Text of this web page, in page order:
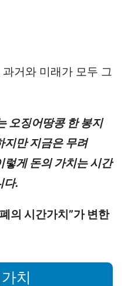
거와 미래가 모두 그
오징어땅콩 한 봉지
만 지금은 무려
게 돈의 가치는 시간
다.
의 시간가치”가 변한
치